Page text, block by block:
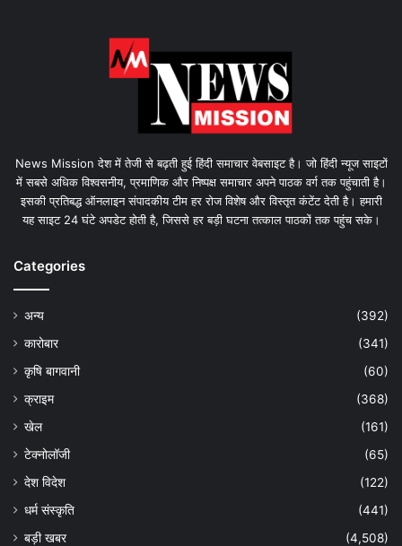
News Mission देश में तेजी से बढ़ती हुई हिंदी समाचार वेबसाइट है। जो हिंदी न्यूज साइटों
में सबसे अधिक विश्वसनीय, प्रमाणिक और निष्पक्ष समाचार अपने पाठक वर्ग तक पहुंचाती है।
इसकी प्रतिबद्ध ऑनलाइन संपादकीय टीम हर रोज विशेष और विस्तृत कंटेंट देती है। हमारी
यह साइट 24 घंटे अपडेट होती है, जिससे हर बड़ी घटना तत्काल पाठकों तक पहुंच सके।
Categories
अन्य
(392)
कारोबार
(341)
कृषि बागवानी
(60)
क्राइम
(368)
खेल
(161)
टेक्नोलॉजी
(65)
देश विदेश
(122)
धर्म संस्कृति
(441)
बड़ी खबर
(4,508)